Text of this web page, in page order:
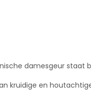
damesgeur staat
kruidige en